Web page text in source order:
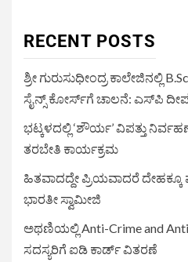
RECENT POSTS
ಶ್ರೀ ಗುರುಸುಧೀಂದ್ರ ಕಾಲೇಜಿನಲ್ಲಿ
ಸೈನ್ಸ್ ಕೋರ್ಸ್‌ಗೆ ಚಾಲನೆ: ಎಸ್‌ಪಿ
ಭಟ್ಕಳದಲ್ಲಿ ‘ಶೌರ್ಯ’ ವಿಪತ್ತು
ತರಬೇತಿ ಕಾರ್ಯಕ್ರಮ
ಹಿತವಾದದ್ದೇ ಪ್ರಿಯವಾದರೆ ದೇಹಕ್ಕೂ
ಭಾರತೀ ಸ್ವಾಮೀಜಿ
ಅಥಣಿಯಲ್ಲಿ Anti-Crime and
ಸದಸ್ಯರಿಗೆ ಐಡಿ ಕಾರ್ಡ್ ವಿತರಣೆ